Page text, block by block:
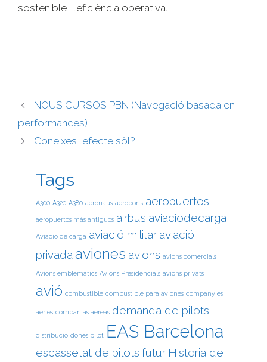
sostenible i l’eficiència operativa.
NOUS CURSOS PBN (Navegació basada en
performances)
Coneixes l’efecte sòl?
Tags
A300 A320 A380 aeronaus aeroports aeropuertos
aeropuertos más antiguos airbus aviaciodecarga
Aviació de carga aviació militar aviació
privadaaviones avions avions comercials
Avions emblemàtics Avions Presidencials avions privats
avió combustible combustible para aviones companyies
aèries compañías aéreas demanda de pilots
distribució dones pilot EAS Barcelona
escassetat de pilots futur Historia de